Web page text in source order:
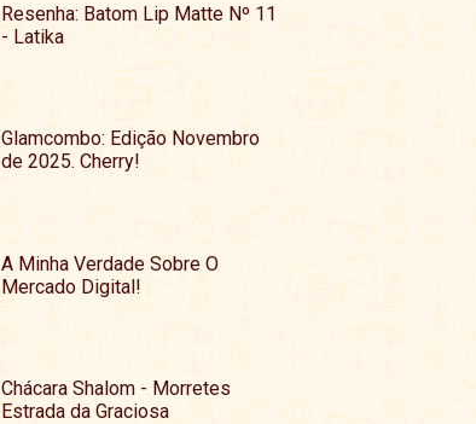
Resenha: Batom Lip Matte Nº 11
- Latika
Glamcombo: Edição Novembro
de 2025. Cherry!
A Minha Verdade Sobre O
Mercado Digital!
Chácara Shalom - Morretes
Estrada da Graciosa